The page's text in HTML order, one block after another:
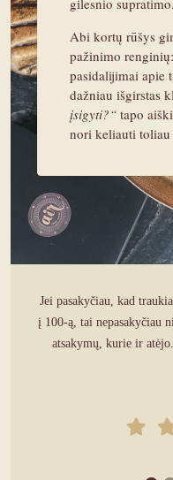
gilesnio supratimo.
Abi kortų rūšys
pažinimo
pasidalijimai apie
dažniau išgirstas
įsigyti?“ tapo
nori keliauti
Seniai jau galvojau,